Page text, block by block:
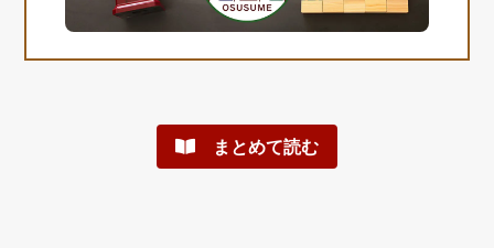
まとめて読む